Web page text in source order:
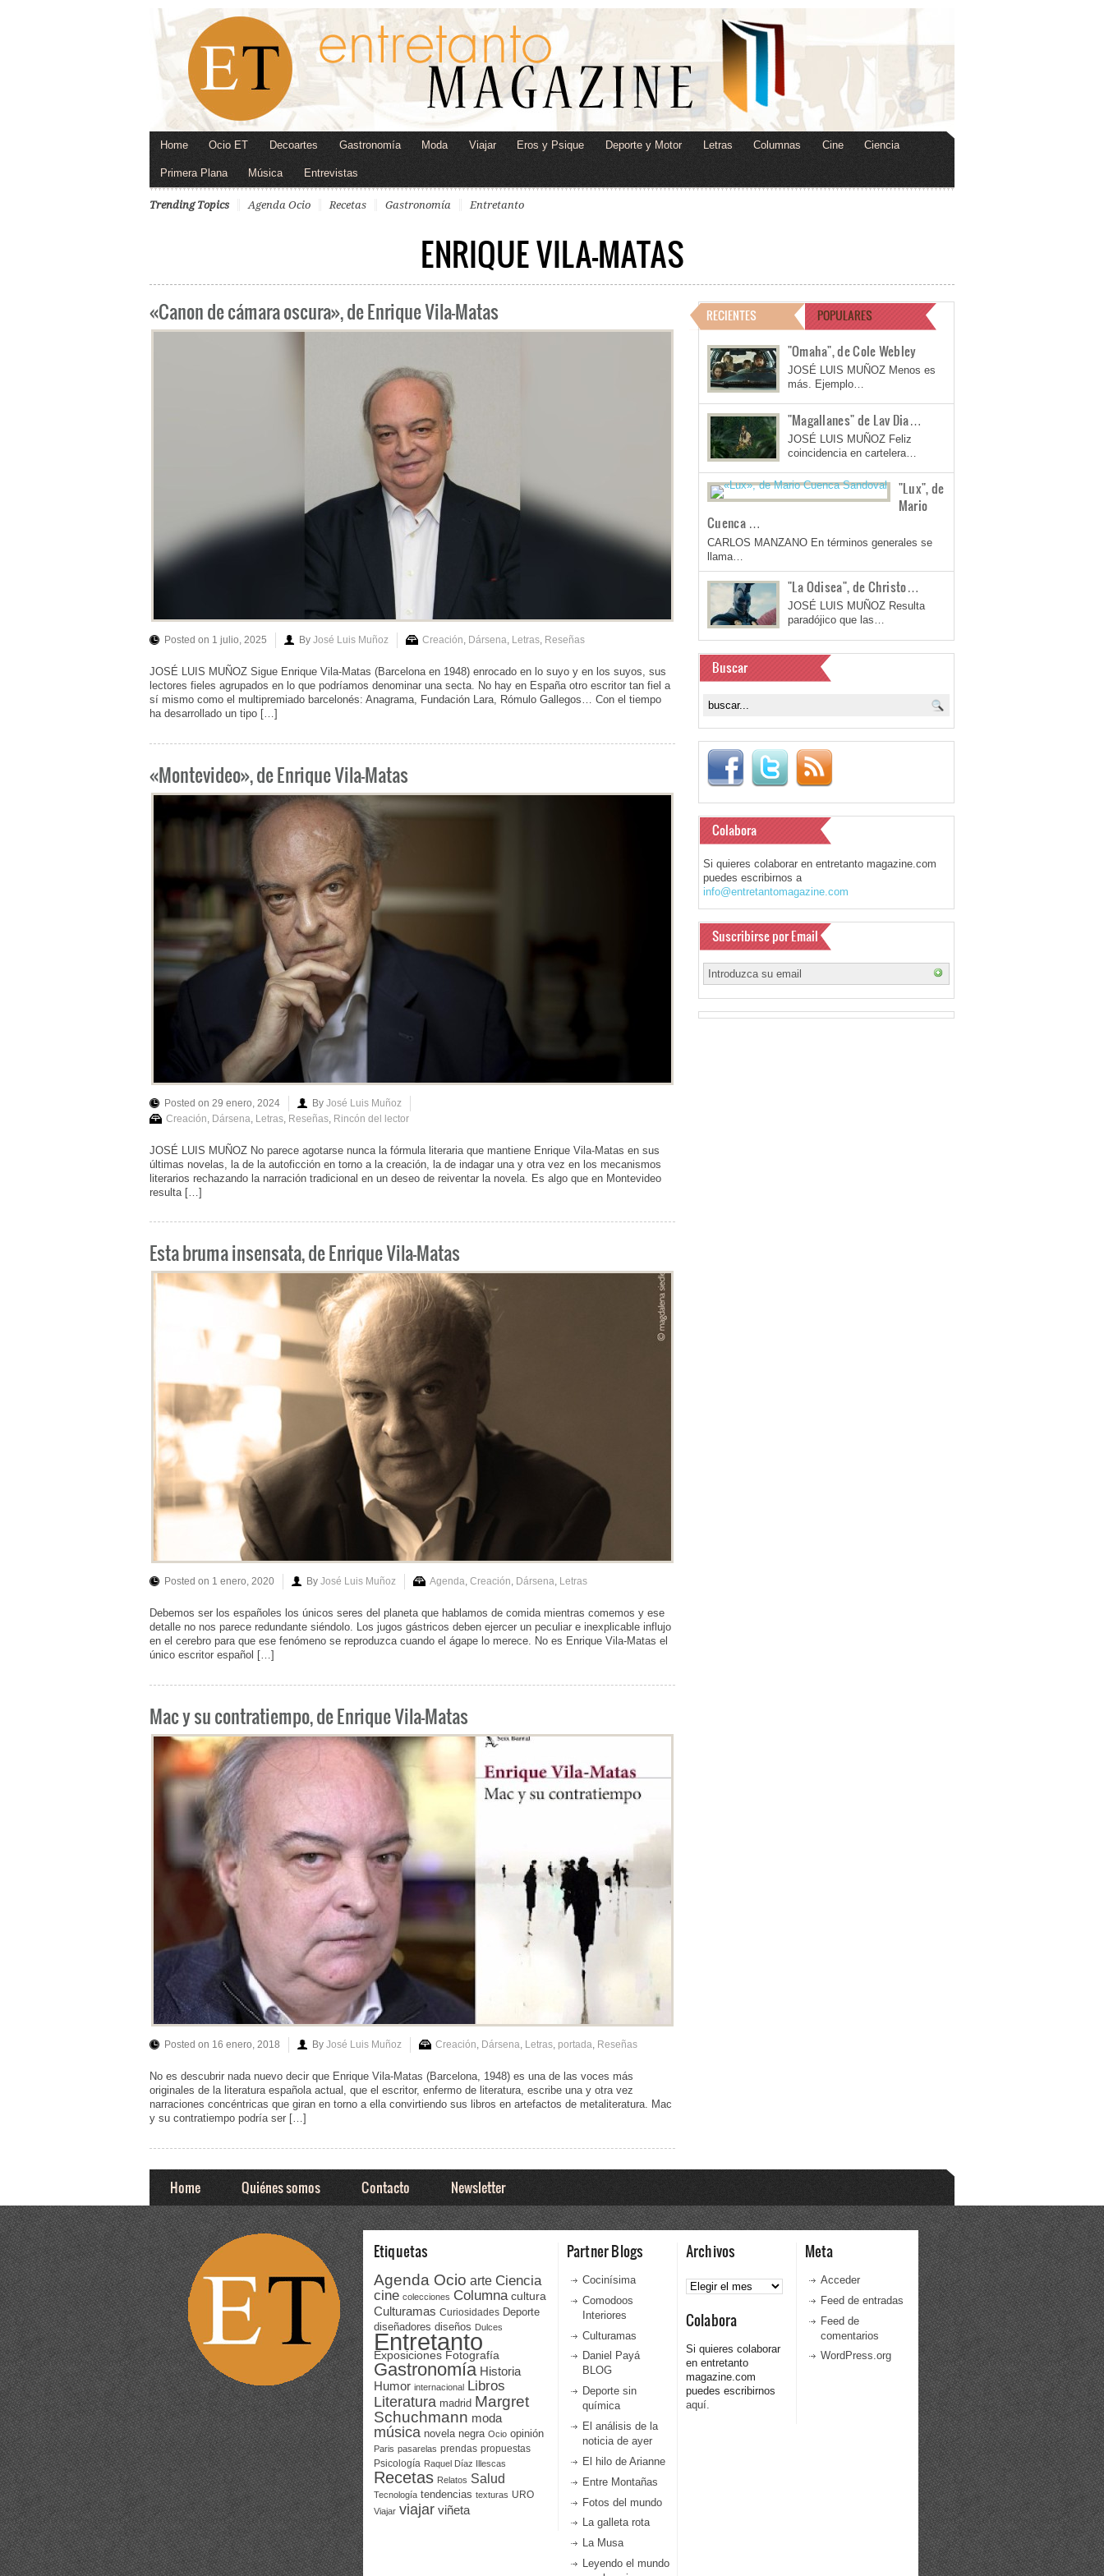
Home Ocio ET Decoartes Gastronomía Moda Viajar Eros y Psique Deporte y Motor Letras Columnas Cine Ciencia
Primera Plana Música Entrevistas
Trending Topics Agenda Ocio Recetas Gastronomía Entretanto
ENRIQUE VILA-MATAS
«Canon de cámara oscura», de Enrique Vila-Matas
Posted on 1 julio, 2025 By José Luis Muñoz Creación Dársena Letras Reseñas
JOSÉ LUIS MUÑOZ Sigue Enrique Vila-Matas (Barcelona en 1948) enrocado en lo suyo y en los suyos, sus
lectores fieles agrupados en lo que podríamos denominar una secta. No hay en España otro escritor tan fiel a
sí mismo como el multipremiado barcelonés: Anagrama, Fundación Lara, Rómulo Gallegos… Con el tiempo
ha desarrollado un tipo […]
«Montevideo», de Enrique Vila-Matas
Posted on 29 enero, 2024 By José Luis Muñoz
Creación Dársena Letras Reseñas Rincón del lector
JOSÉ LUIS MUÑOZ No parece agotarse nunca la fórmula literaria que mantiene Enrique Vila-Matas en sus
últimas novelas, la de la autoficción en torno a la creación, la de indagar una y otra vez en los mecanismos
literarios rechazando la narración tradicional en un deseo de reiventar la novela. Es algo que en Montevideo
resulta […]
Esta bruma insensata, de Enrique Vila-Matas
Posted on 1 enero, 2020 By José Luis Muñoz Agenda, Creación, Dársena, Letras
Debemos ser los españoles los únicos seres del planeta que hablamos de comida mientras comemos y ese
detalle no nos parece redundante siéndolo. Los jugos gástricos deben ejercer un peculiar e inexplicable influjo
en el cerebro para que ese fenómeno se reproduzca cuando el ágape lo merece. No es Enrique Vila-Matas el
único escritor español […]
Mac y su contratiempo, de Enrique Vila-Matas
Posted on 16 enero, 2018 By José Luis Muñoz Creación, Dársena, Letras, portada, Reseñas
No es descubrir nada nuevo decir que Enrique Vila-Matas (Barcelona, 1948) es una de las voces más
originales de la literatura española actual, que el escritor, enfermo de literatura, escribe una y otra vez
narraciones concéntricas que giran en torno a ella convirtiendo sus libros en artefactos de metaliteratura. Mac
y su contratiempo podría ser […]
RECIENTES POPULARES
"Omaha", de Cole Webley
JOSÉ LUIS MUÑOZ Menos es
más. Ejemplo…
"Magallanes" de Lav Dia…
JOSÉ LUIS MUÑOZ Feliz
coincidencia en cartelera…
"Lux", de
Mario
Cuenca …
CARLOS MANZANO En términos generales se
llama…
"La Odisea", de Christo…
JOSÉ LUIS MUÑOZ Resulta
paradójico que las…
Buscar
Colabora
Si quieres colaborar en entretanto magazine.com
puedes escribirnos a
info@entretantomagazine.com
Suscribirse por Email
Home Quiénes somos Contacto Newsletter
Etiquetas
Agenda Ocio arte Ciencia
cine colecciones Columna cultura
Culturamas Curiosidades Deporte
diseñadores diseños Dulces
Entretanto
Exposiciones Fotografía
Gastronomía Historia
Humor internacional Libros
Literatura madrid Margret
Schuchmann moda
música novela negra Ocio opinión
Paris pasarelas prendas propuestas
Psicología Raquel Díaz Illescas
Recetas Relatos Salud
Tecnología tendencias texturas URO
Viajar viajar viñeta
Partner Blogs
Cocinísima
Comodoos
Interiores
Culturamas
Daniel Payá
BLOG
Deporte sin
química
El análisis de la
noticia de ayer
El hilo de Arianne
Entre Montañas
Fotos del mundo
La galleta rota
La Musa
Leyendo el mundo
Archivos
Archivos
Colabora
Si quieres colaborar
en entretanto
magazine.com
puedes escribirnos
aquí.
Meta
Acceder
Feed de entradas
Feed de
comentarios
WordPress.org